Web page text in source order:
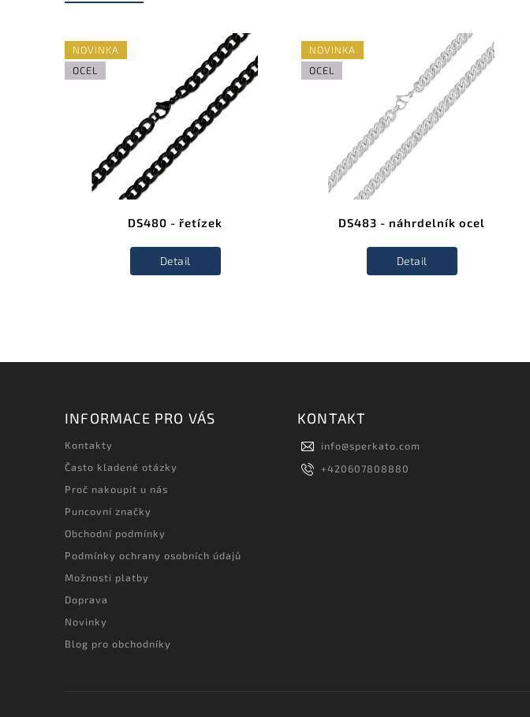
NOVINKA
OCEL
DS480 - řetízek
Detail
NOVINKA
OCEL
DS483 - náhrdelník ocel
Detail
INFORMACE PRO VÁS
Kontakty
Často kladené otázky
Proč nakoupit u nás
Puncovní značky
Obchodní podmínky
Podmínky ochrany osobních údajů
Možnosti platby
Doprava
Novinky
Blog pro obchodníky
KONTAKT
info@sperkato.com
+420607808880